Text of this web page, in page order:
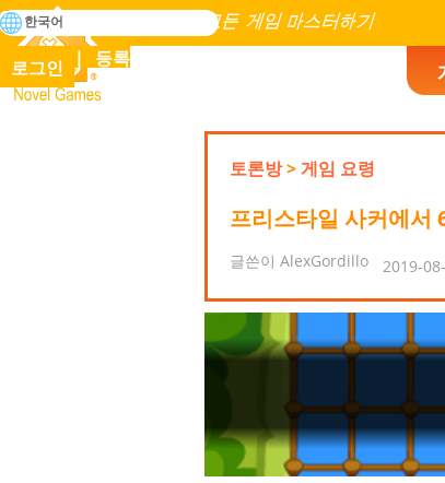
Novel Games
인류 역사에 존재하는 모든 게임 마스터하기
검
색
로그인 등록
한국어
토론방>게임 요령
프리스타일 사커에서
글쓴이 AlexGordillo 2019-